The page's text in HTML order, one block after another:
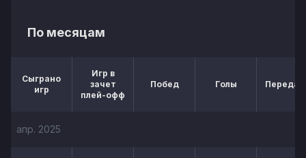
По месяцам
Сыграно
игр
Игр в
зачет
плей-офф
Побед Голы
апр. 2025